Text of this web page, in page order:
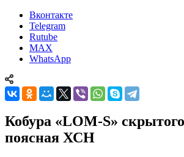
Вконтакте
Telegram
Rutube
MAX
WhatsApp
Кобура «LOM-S»
поясная ХСН